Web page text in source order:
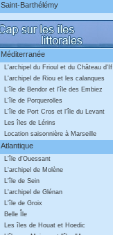
Saint-Barthélémy
Méditerranée
L'archipel du Frioul et du Château d'If
L'archipel de Riou et les calanques
L'île de Bendor et l'île des Embiez
L'île de Porquerolles
L'île de Port Cros et l'île du Levant
Les îles de Lérins
Location saisonnière à Marseille
Atlantique
L'île d'Ouessant
L'archipel de Molène
L'île de Sein
L'archipel de Glénan
L'île de Groix
Belle Île
Les îles de Houat et Hoedic